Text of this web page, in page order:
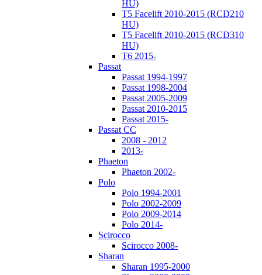
HU)
T5 Facelift 2010-2015 (RCD210
HU)
T5 Facelift 2010-2015 (RCD310
HU)
T6 2015-
Passat
Passat 1994-1997
Passat 1998-2004
Passat 2005-2009
Passat 2010-2015
Passat 2015-
Passat CC
2008 - 2012
2013-
Phaeton
Phaeton 2002-
Polo
Polo 1994-2001
Polo 2002-2009
Polo 2009-2014
Polo 2014-
Scirocco
Scirocco 2008-
Sharan
Sharan 1995-2000